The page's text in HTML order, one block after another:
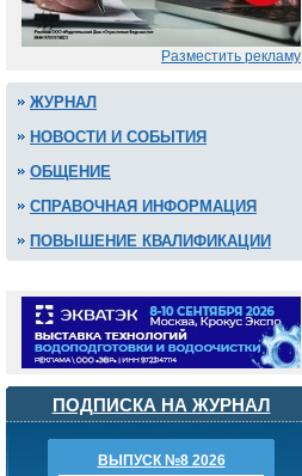
Разместить рекламу
ЖУРНАЛ
НОВОСТИ И СОБЫТИЯ
ОБЩЕНИЕ
СПРАВОЧНАЯ ИНФОРМАЦИЯ
ПОВЫШЕНИЕ КВАЛИФИКАЦИИ
ПОДПИСКА НА ЖУРНАЛ
ВЫПУСК №8 2026